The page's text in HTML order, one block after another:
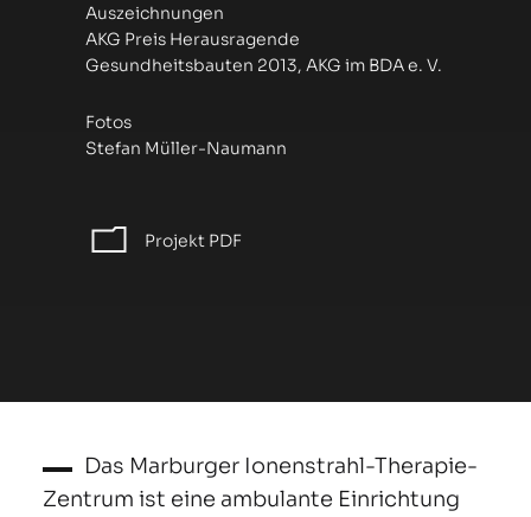
Auszeichnungen
AKG Preis Herausragende
Gesundheitsbauten 2013, AKG im BDA e. V.
Fotos
Stefan Müller-Naumann
Projekt PDF
Das Marburger Ionenstrahl-Therapie-
Zentrum ist eine ambulante Einrichtung